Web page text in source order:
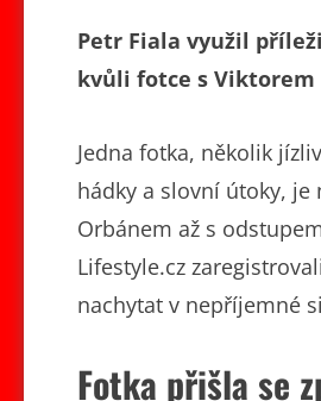
Petr Fiala využil
kvůli fotce s Viktorem
Jedna fotka, několik
hádky a slovní útoky, je
Orbánem až s
Lifestyle.cz
nachytat v nepříjemné
Fotka přišla se